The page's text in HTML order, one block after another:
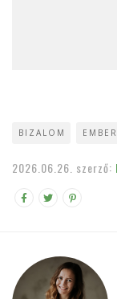
BIZALOM
2026.06.26. szerző: